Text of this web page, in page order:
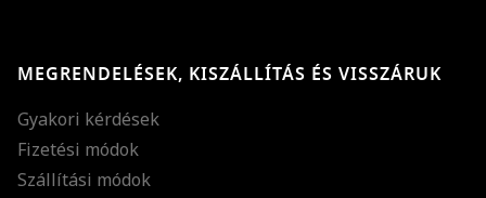
MEGRENDELÉSEK, KISZÁLLÍTÁS ÉS VISSZÁRUK
Gyakori kérdések
Fizetési módok
Szállítási módok